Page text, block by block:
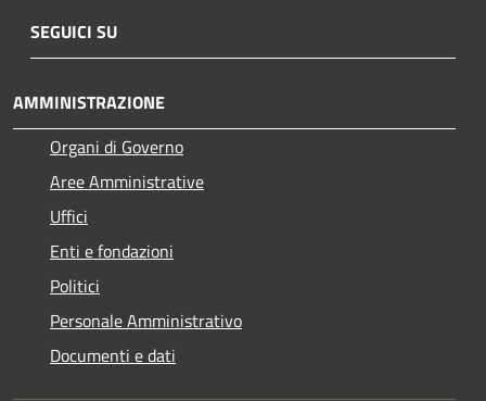
SEGUICI SU
AMMINISTRAZIONE
Organi di Governo
Aree Amministrative
Uffici
Enti e fondazioni
Politici
Personale Amministrativo
Documenti e dati